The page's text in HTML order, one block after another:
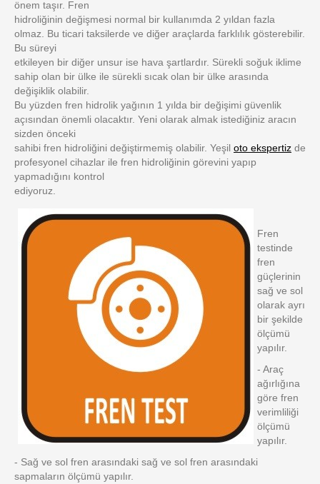
önem taşır. Fren
hidroliğinin değişmesi normal bir kullanımda 2 yıldan fazla
olmaz. Bu ticari taksilerde ve diğer araçlarda farklılık gösterebilir.
Bu süreyi
etkileyen bir diğer unsur ise hava şartlardır. Sürekli soğuk iklime
sahip olan bir ülke ile sürekli sıcak olan bir ülke arasında
değişiklik olabilir.
Bu yüzden fren hidrolik yağının 1 yılda bir değişimi güvenlik
açısından önemli olacaktır. Yeni olarak almak istediğiniz aracın
sizden önceki
sahibi fren hidroliğini değiştirmemiş olabilir. Yeşil oto ekspertiz de
profesyonel cihazlar ile fren hidroliğinin görevini yapıp
yapmadığını kontrol
ediyoruz.
Fren
testinde
fren
güçlerinin
sağ ve sol
olarak ayrı
bir şekilde
ölçümü
yapılır.
- Araç
ağırlığına
göre fren
verimliliği
ölçümü
yapılır.
- Sağ ve sol fren arasındaki sağ ve sol fren arasındaki
sapmaların ölçümü yapılır.